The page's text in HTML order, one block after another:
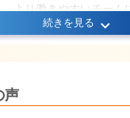
より働きやすいチーム
！
続きを見る
声